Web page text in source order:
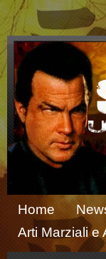
Home
Arti Marziali e